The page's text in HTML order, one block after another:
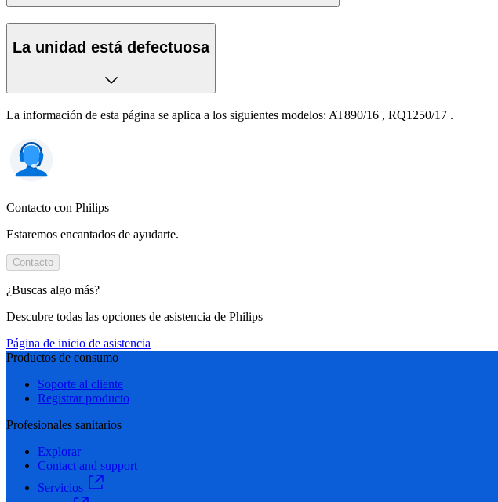
La unidad está defectuosa
La información de esta página se aplica a los siguientes modelos: AT890/16 , RQ1250/17 .
Contacto con Philips
Estaremos encantados de ayudarte.
Contacto
¿Buscas algo más?
Descubre todas las opciones de asistencia de Philips
Página de inicio de asistencia
Productos de consumo
Soporte al cliente
Registrar producto
Profesionales sanitarios
Explorar
Contact and support
Servicios